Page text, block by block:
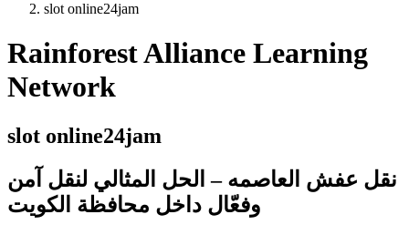
slot online24jam
Rainforest Alliance Learning
Network
slot online24jam
نقل عفش العاصمه – الحل المثالي لنقل آمن
وفعّال داخل محافظة الكويت